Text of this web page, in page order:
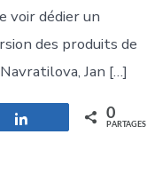
voir dédier un
des produits de
Jan […]
Partagez 0
PARTAGES